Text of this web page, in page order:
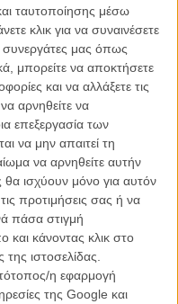
ταυτοποίησης μέσω
κλικ για να συναινέσετε
συνεργάτες μας όπως
μπορείτε να αποκτήσετε
και να αλλάξετε τις
αρνηθείτε να
επεξεργασία των
να μην απαιτεί τη
να αρνηθείτε αυτήν
θα ισχύουν μόνο για αυτόν
προτιμήσεις σας ή να
πάσα στιγμή
και κάνοντας κλικ στο
ιστοσελίδας.
η εφαρμογή
της Google και
Δεν σε κάνει
επιτυχία. Είναι